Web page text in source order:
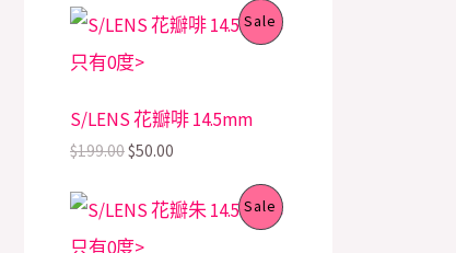
U
N
S
r
i
c
a
s
:
1
9
i
c
:
.
0
Sale P
U
S/LENS 花瓣啡 14.5mm
$199.00
O
r
i
g
n
a
l
r
i
c
$50.00
C
u
n
i
c
Sale P
O
r
i
C
u